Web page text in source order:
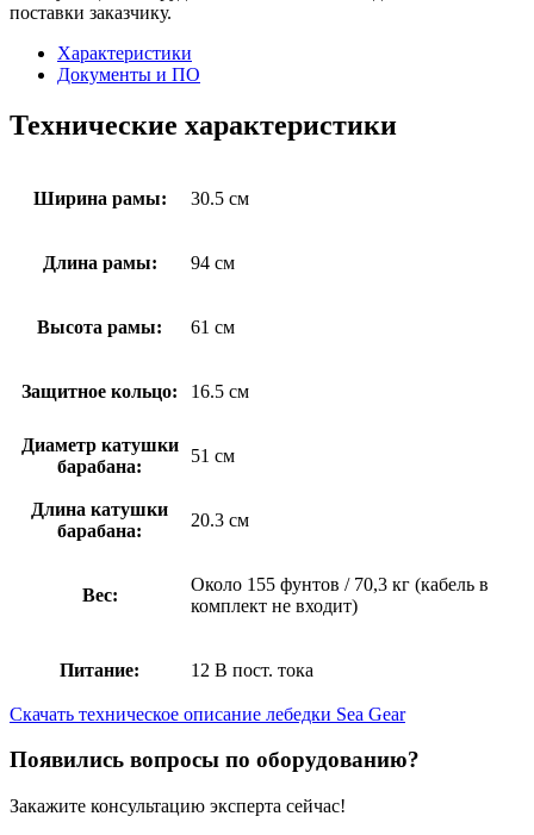
поставки заказчику.
Характеристики
Документы и ПО
Технические характеристики
Ширина рамы: 30.5 см
Длина рамы: 94 см
Высота рамы: 61 см
Защитное кольцо: 16.5 см
Диаметр катушки
барабана:
51 см
Длина катушки
барабана:
20.3 см
Вес:
Около 155 фунтов / 70,3 кг (кабель в
комплект не входит)
Питание: 12 В пост. тока
Скачать техническое описание лебедки Sea Gear
Появились вопросы по оборудованию?
Закажите консультацию эксперта сейчас!